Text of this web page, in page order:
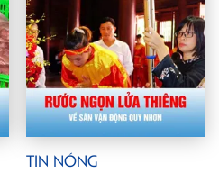
Tin Nóng